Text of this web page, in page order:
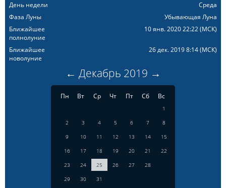
День недели
Среда
Фаза Луны
Убывающая Луна
Ближайшее
полнолуние
10 янв. 2020 22:22(МСК)
Ближайшее
новолуние
26 дек. 2019 8:14(МСК)
← Декабрь 2019 →
Пн Вт Ср Чт Пт Сб Вс
1
2
3 4 5 6 7
8
9
10 11 12 13 14
15
16
17 18 19 20 21
22
23
24 25 26 27
28
29
30 31